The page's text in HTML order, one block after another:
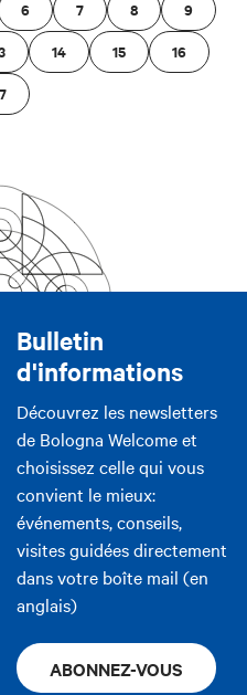
6 7 8
9
14 15
16
Bulletin
d'informations
Découvrez les newsletters
de Bologna Welcome et
choisissez celle qui vous
convient le mieux:
événements, conseils,
visites guidées directement
dans votre boîte mail (en
anglais)
ABONNEZ-VOUS